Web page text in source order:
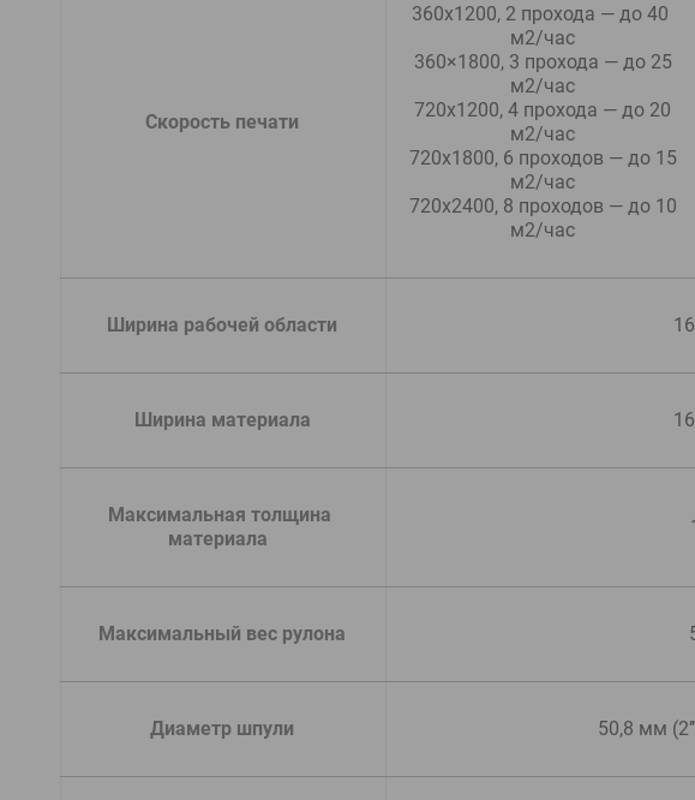
Скорость печати
360х1200, 2 прохода — до 40
м2/час
м2/час
720х1200, 4 прохода — до 20
м2/час
м2/час
м2/час
Ширина рабочей области
Ширина материала
Максимальная толщина
материала
Максимальный вес рулона
Диаметр шпули 50,8 мм